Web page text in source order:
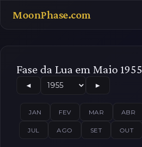
MoonPhase.com
Fase da Lua em Maio 1955
◄ ►
JAN FEV MAR ABR
JUL AGO SET OUT